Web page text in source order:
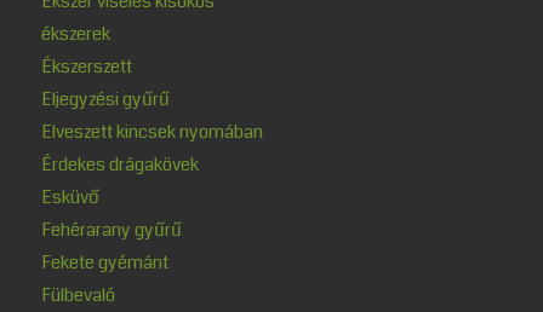
ékszerek
Ékszerszett
Eljegyzési gyűrű
Elveszett kincsek nyomában
Érdekes drágakövek
Esküvő
Fehérarany gyűrű
Fekete gyémánt
Fülbevaló